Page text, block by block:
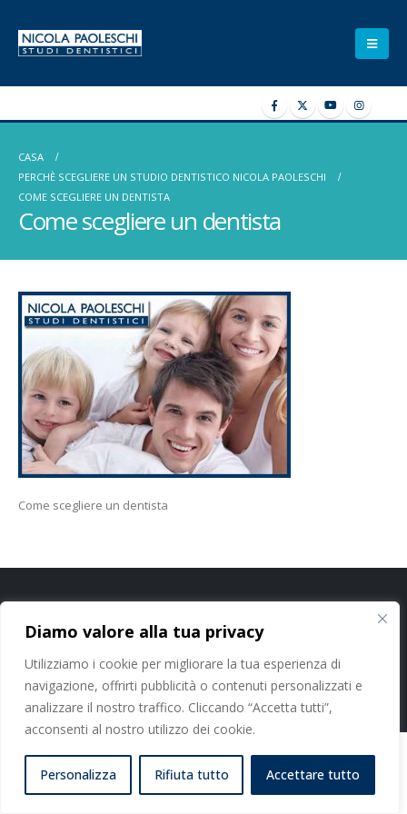
Diamo valore alla tua privacy
Utilizziamo i cookie per migliorare la tua esperienza di
navigazione, offrirti pubblicità o contenuti personalizzati e
analizzare il nostro traffico. Cliccando “Accetta tutti”,
acconsenti al nostro utilizzo dei cookie.
Personalizza Rifiuta tutto Accettare tutto
CASA
PERCHÈ SCEGLIERE UN STUDIO DENTISTICO NICOLA PAOLESCHI
COME SCEGLIERE UN DENTISTA
Come scegliere un dentista
Come scegliere un dentista
Studi Dentistici Dott. Nicola Paoleschi Srl - P. IVA 11413100964 - C.F.
06374460480